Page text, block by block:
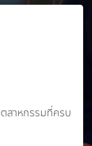
สาหกรรมที่ครบ